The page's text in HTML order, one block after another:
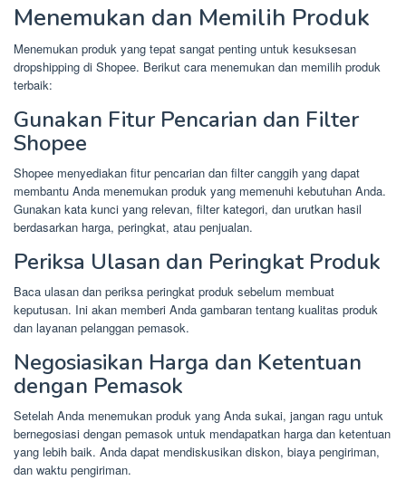
Menemukan dan Memilih Produk
Menemukan produk yang tepat sangat penting untuk kesuksesan
dropshipping di Shopee. Berikut cara menemukan dan memilih produk
terbaik:
Gunakan Fitur Pencarian dan Filter
Shopee
Shopee menyediakan fitur pencarian dan filter canggih yang dapat
membantu Anda menemukan produk yang memenuhi kebutuhan Anda.
Gunakan kata kunci yang relevan, filter kategori, dan urutkan hasil
berdasarkan harga, peringkat, atau penjualan.
Periksa Ulasan dan Peringkat Produk
Baca ulasan dan periksa peringkat produk sebelum membuat
keputusan. Ini akan memberi Anda gambaran tentang kualitas produk
dan layanan pelanggan pemasok.
Negosiasikan Harga dan Ketentuan
dengan Pemasok
Setelah Anda menemukan produk yang Anda sukai, jangan ragu untuk
bernegosiasi dengan pemasok untuk mendapatkan harga dan ketentuan
yang lebih baik. Anda dapat mendiskusikan diskon, biaya pengiriman,
dan waktu pengiriman.